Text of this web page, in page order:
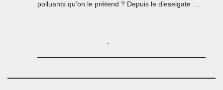
polluants qu’on le prétend ? Depuis le dieselgate …